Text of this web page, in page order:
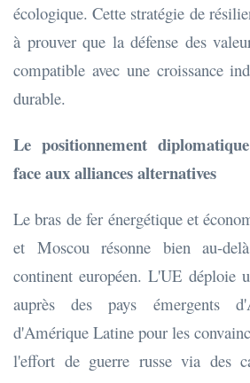
écologique. Cette stratégie de
à prouver que la défense des
compatible avec une croissance
durable.
Le positionnement
face aux alliances alternatives
Le bras de fer énergétique et
et Moscou résonne bien au-
continent européen. L'UE déploie
auprès des pays émergents
d'Amérique Latine pour les
l'effort de guerre russe via des